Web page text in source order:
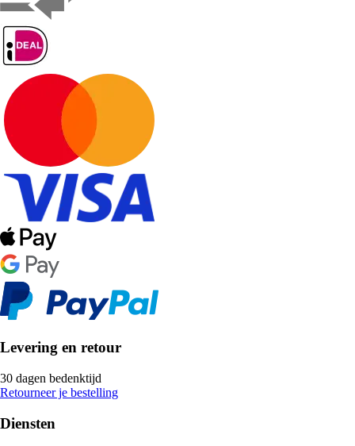
Levering en retour
30 dagen bedenktijd
Retourneer je bestelling
Diensten